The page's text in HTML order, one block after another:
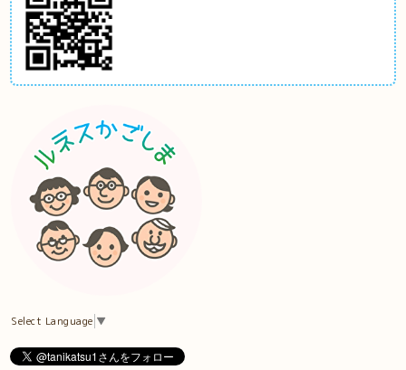
Select Language ▼